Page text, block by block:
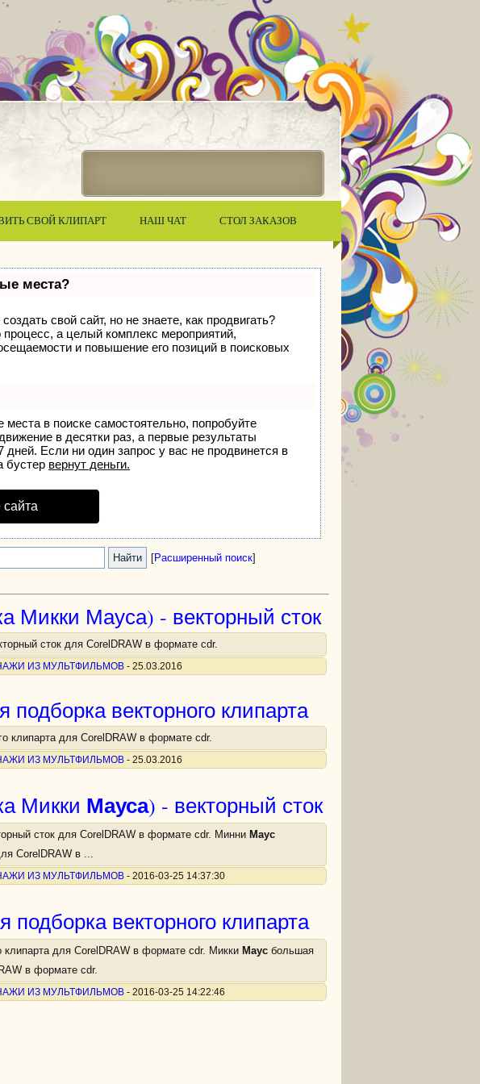
СВОЙ КЛИПАРТ НАШ ЧАТ СТОЛ ЗАКАЗОВ
места?
свой сайт, но не знаете, как продвигать?
а целый комплекс мероприятий,
и повышение его позиций в поисковых
в поиске самостоятельно, попробуйте
в десятки раз, а первые результаты
Если ни один запрос у вас не продвинется в
бустер вернут деньги.
[Расширенный поиск]
Микки Мауса) - векторный сток
сток для CorelDRAW в формате cdr.
ИЗ МУЛЬТФИЛЬМОВ - 25.03.2016
векторного клипарта
клипарта для CorelDRAW в формате cdr.
ИЗ МУЛЬТФИЛЬМОВ - 25.03.2016
Микки Мауса) - векторный сток
сток для CorelDRAW в формате cdr. Минни Маус
CorelDRAW в ...
ИЗ МУЛЬТФИЛЬМОВ - 2016-03-25 14:37:30
подборка векторного клипарта
клипарта для CorelDRAW в формате cdr. Микки Маус большая
в формате cdr.
ИЗ МУЛЬТФИЛЬМОВ - 2016-03-25 14:22:46